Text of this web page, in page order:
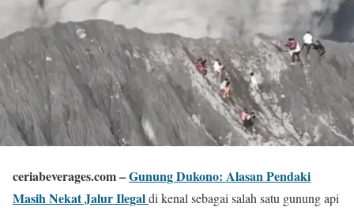
ceriabeverages.com –Gunung Dukono: Alasan Pendaki
Masih Nekat Jalur Ilegaldi kenal sebagai salah satu gunung api